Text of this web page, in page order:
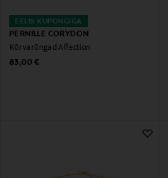
EELIS KUPONGIGA
PERNILLE CORYDON
Kõrvarõngad Affection
Original Price
83,00 €